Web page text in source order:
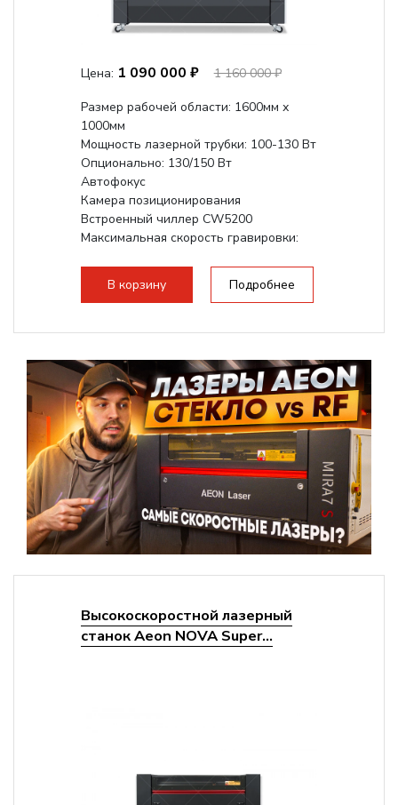
Цена: 1 090 000 ₽
1 160 000 ₽
Размер рабочей области: 1600мм х
1000мм
Мощность лазерной трубки: 100-130 Вт
Опционально: 130/150 Вт
Автофокус
Камера позиционирования
Встроенный чиллер CW5200
Максимальная скорость гравировки:
140мм,...
В корзину Подробнее
Высокоскоростной лазерный
станок Aeon NOVA Super...